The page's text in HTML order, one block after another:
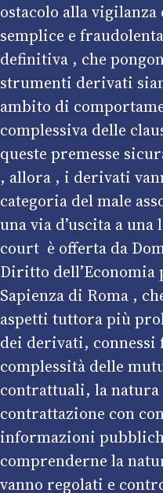
ostacolo alla
semplice e
definitiva , che
strumenti derivati
ambito di
complessiva delle
queste premesse
, allora , i derivati
categoria del male
una via d’uscita a
court è offerta da
Diritto dell’Economia
Sapienza di Roma ,
aspetti tuttora più
dei derivati, connessi
complessità delle
contrattuali, la
contrattazione con
informazioni
comprenderne la
vanno regolati e